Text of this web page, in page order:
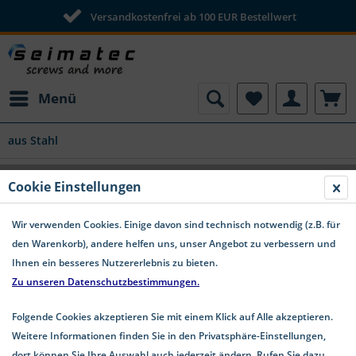
Versandkostenfrei ab 100 EUR Bestellwert
Menü
aus Stahl
Cookie Einstellungen
Wir verwenden Cookies. Einige davon sind technisch notwendig (z.B. für
den Warenkorb), andere helfen uns, unser Angebot zu verbessern und
Ihnen ein besseres Nutzererlebnis zu bieten.
Zu unseren Datenschutzbestimmungen.
Folgende Cookies akzeptieren Sie mit einem Klick auf Alle akzeptieren.
Weitere Informationen finden Sie in den Privatsphäre-Einstellungen,